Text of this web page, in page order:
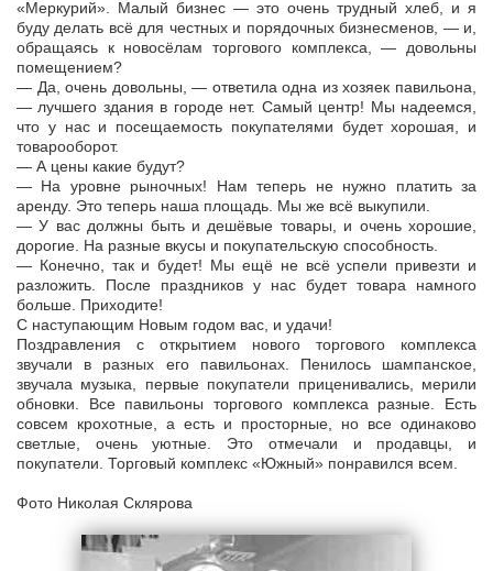
«Меркурий». Малый бизнес — это очень трудный хлеб, и я
буду делать всё для честных и порядочных бизнесменов, — и,
обращаясь к новосёлам торгового комплекса, — довольны
помещением?
— Да, очень довольны, — ответила одна из хозяек павильона,
— лучшего здания в городе нет. Самый центр! Мы надеемся,
что у нас и посещаемость покупателями будет хорошая, и
товарооборот.
— А цены какие будут?
— На уровне рыночных! Нам теперь не нужно платить за
аренду. Это теперь наша площадь. Мы же всё выкупили.
— У вас должны быть и дешёвые товары, и очень хорошие,
дорогие. На разные вкусы и покупательскую способность.
— Конечно, так и будет! Мы ещё не всё успели привезти и
разложить. После праздников у нас будет товара намного
больше. Приходите!
С наступающим Новым годом вас, и удачи!
Поздравления с открытием нового торгового комплекса
звучали в разных его павильонах. Пенилось шампанское,
звучала музыка, первые покупатели приценивались, мерили
обновки. Все павильоны торгового комплекса разные. Есть
совсем крохотные, а есть и просторные, но все одинаково
светлые, очень уютные. Это отмечали и продавцы, и
покупатели. Торговый комплекс «Южный» понравился всем.
Фото Николая Склярова